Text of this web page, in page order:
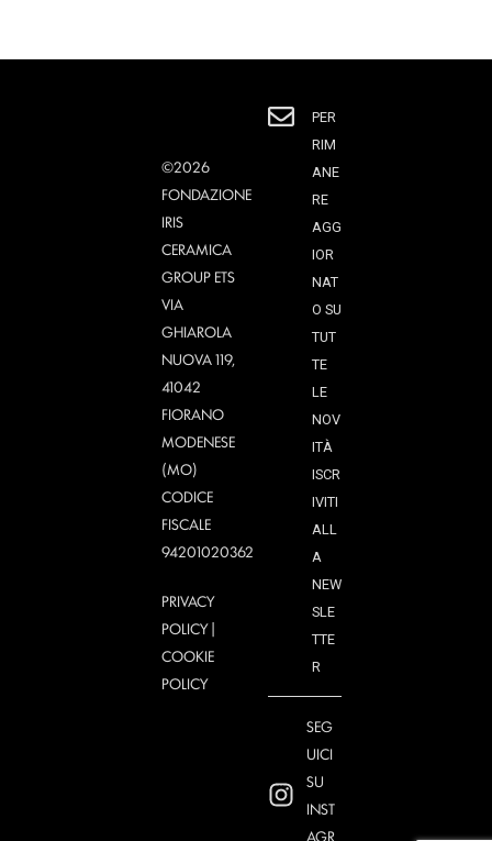
©2026
FONDAZIONE
IRIS
CERAMICA
GROUP ETS
VIA
GHIAROLA
NUOVA 119,
41042
FIORANO
MODENESE
(MO)
CODICE
FISCALE
94201020362
PRIVACY
POLICY|
COOKIE
POLICY
PER
RIM
ANE
RE
AGG
IOR
NAT
O SU
TUT
TE
LE
NOV
ITÀ
ISCR
IVITI
ALL
A
NEW
SLE
TTE
R
SEG
UICI
SU
INST
AGR